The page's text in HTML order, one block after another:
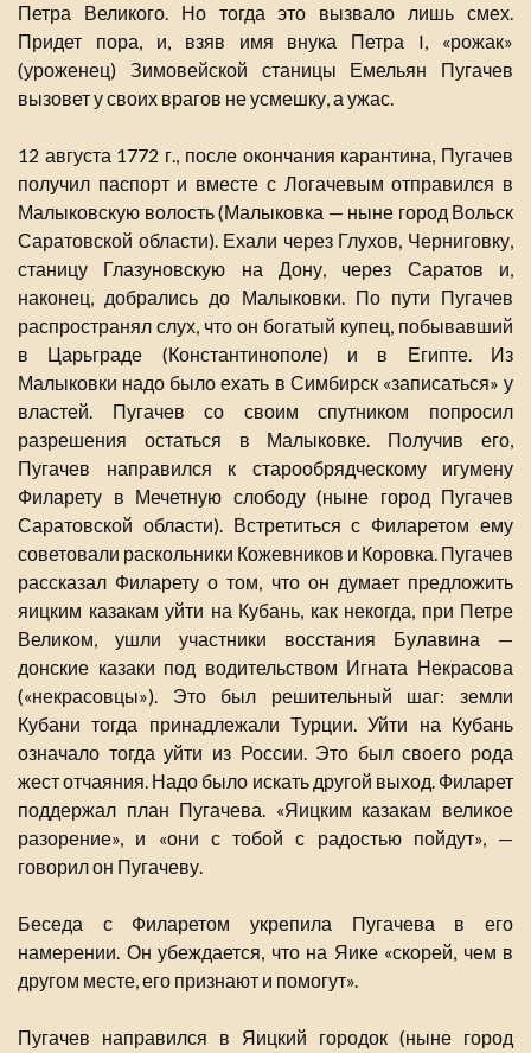
Петра Великого. Но тогда это вызвало лишь смех.
Придет пора, и, взяв имя внука Петра I, «рожак»
(уроженец) Зимовейской станицы Емельян Пугачев
вызовет у своих врагов не усмешку, а ужас.
12 августа 1772 г., после окончания карантина, Пугачев
получил паспорт и вместе с Логачевым отправился в
Малыковскую волость (Малыковка — ныне город Вольск
Саратовской области). Ехали через Глухов, Черниговку,
станицу Глазуновскую на Дону, через Саратов и,
наконец, добрались до Малыковки. По пути Пугачев
распространял слух, что он богатый купец, побывавший
в Царьграде (Константинополе) и в Египте. Из
Малыковки надо было ехать в Симбирск «записаться» у
властей. Пугачев со своим спутником попросил
разрешения остаться в Малыковке. Получив его,
Пугачев направился к старообрядческому игумену
Филарету в Мечетную слободу (ныне город Пугачев
Саратовской области). Встретиться с Филаретом ему
советовали раскольники Кожевников и Коровка. Пугачев
рассказал Филарету о том, что он думает предложить
яицким казакам уйти на Кубань, как некогда, при Петре
Великом, ушли участники восстания Булавина —
донские казаки под водительством Игната Некрасова
(«некрасовцы»). Это был решительный шаг: земли
Кубани тогда принадлежали Турции. Уйти на Кубань
означало тогда уйти из России. Это был своего рода
жест отчаяния. Надо было искать другой выход. Филарет
поддержал план Пугачева. «Яицким казакам великое
разорение», и «они с тобой с радостью пойдут», —
говорил он Пугачеву.
Беседа с Филаретом укрепила Пугачева в его
намерении. Он убеждается, что на Яике «скорей, чем в
другом месте, его признают и помогут».
Пугачев направился в Яицкий городок (ныне город